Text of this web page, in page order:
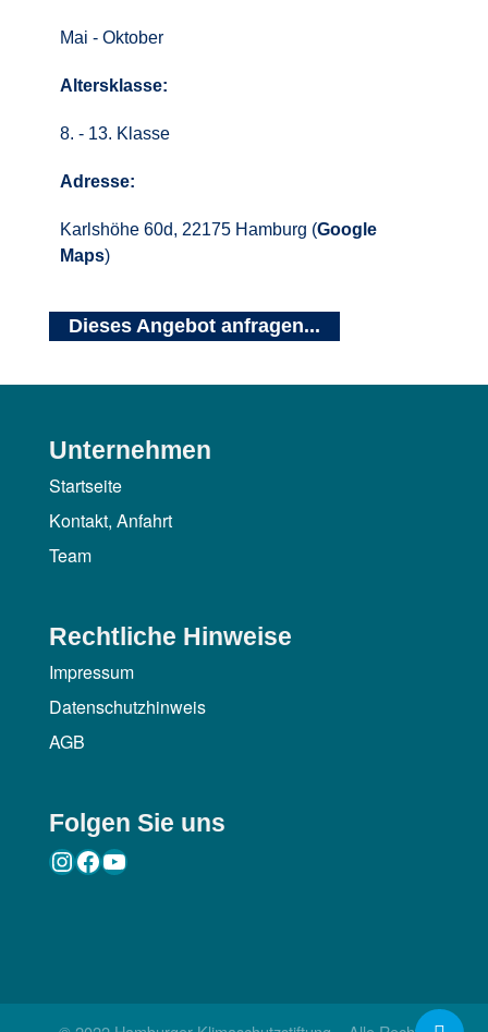
Mai - Oktober
Altersklasse:
8. - 13. Klasse
Adresse:
Karlshöhe 60d, 22175 Hamburg (Google
Maps)
Dieses Angebot anfragen...
Unternehmen
Startseite
Kontakt, Anfahrt
Team
Rechtliche Hinweise
Impressum
Datenschutzhinweis
AGB
Folgen Sie uns
Instagram
Facebook
YouTube